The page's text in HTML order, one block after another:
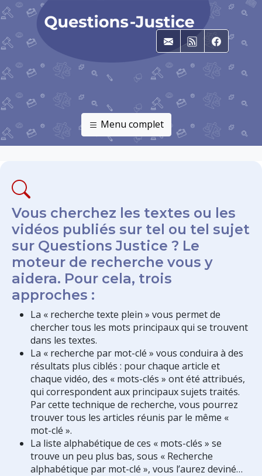
E-mailRSS
Menu complet
Vous cherchez les textes ou les
vidéos publiés sur tel ou tel sujet
sur Questions Justice ? Le
moteur de recherche vous y
aidera. Pour cela, trois
approches :
La « recherche texte plein » vous permet de
chercher tous les mots principaux qui se trouvent
dans les textes.
La « recherche par mot-clé » vous conduira à des
résultats plus ciblés : pour chaque article et
chaque vidéo, des « mots-clés » ont été attribués,
qui correspondent aux principaux sujets traités.
Par cette technique de recherche, vous pourrez
trouver tous les articles réunis par le même «
mot-clé ».
La liste alphabétique de ces « mots-clés » se
trouve un peu plus bas, sous « Recherche
alphabétique par mot-clé », vous l’aurez deviné…